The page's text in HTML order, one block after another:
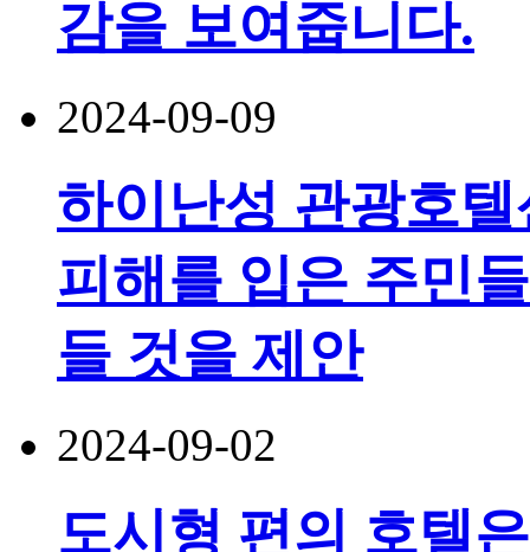
감을 보여줍니다.
2024-09-09
하이난성 관광호
피해를 입은 주민
들 것을 제안
2024-09-02
도시형 편의 호텔